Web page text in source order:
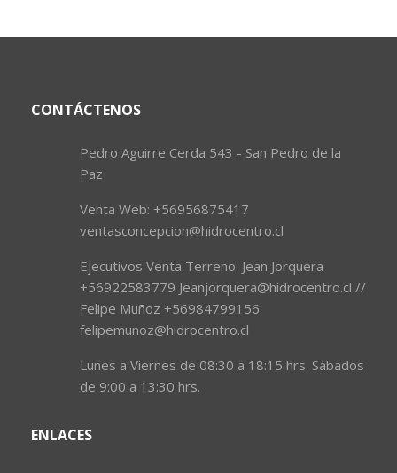
CONTÁCTENOS
Pedro Aguirre Cerda 543 - San Pedro de la
Paz
Venta Web: +56956875417
ventasconcepcion@hidrocentro.cl
Ejecutivos Venta Terreno: Jean Jorquera
+56922583779 Jeanjorquera@hidrocentro.cl //
Felipe Muñoz +56984799156
felipemunoz@hidrocentro.cl
Lunes a Viernes de 08:30 a 18:15 hrs. Sábados
de 9:00 a 13:30 hrs.
ENLACES